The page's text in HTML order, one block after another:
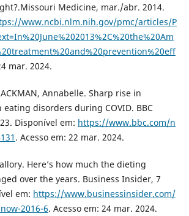
Medicine, mar./abr. 2014.
www.ncbi.nlm.nih.gov/pmc/articles/P
mar. 2024.
Annabelle. Sharp rise in
disorders during COVID. BBC
Disponível em: https://www.bbc.com/n
. Acesso em: 22 mar. 2024.
Here’s how much the dieting
over the years. Business Insider, 7
em: https://www.businessinsider.com/
2016-6. Acesso em: 24 mar. 2024.